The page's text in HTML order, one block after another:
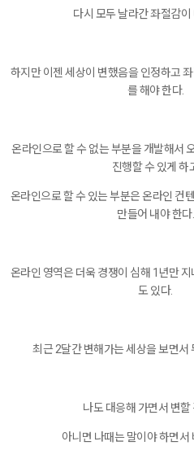
다시 모두 날라간 좌절감이
하지만 이젠 세상이 변했음을 인정하고
를 해야 한다.
온라인으로 할 수 없는 부분을 개발해서
진행할 수 있게 하
온라인으로 할 수 있는 부분은 온라인 컨
만들어 내야 한다.
온라인 영역은 더욱 경쟁이 심해 1년만
도 있다.
최근 2달간 변해가는 세상을 보면서
나도 대응해 가면서 변할
아니면 나때는 말이야 하면서